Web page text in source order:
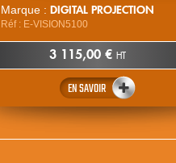
Marque : DIGITAL PROJECTION
Réf : E-VISION5100
3 115,00 € HT
EN SAVOIR